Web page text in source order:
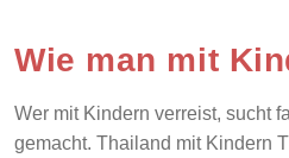
Wie man mit
Wer mit Kindern verreist, sucht
gemacht. Thailand mit Kindern